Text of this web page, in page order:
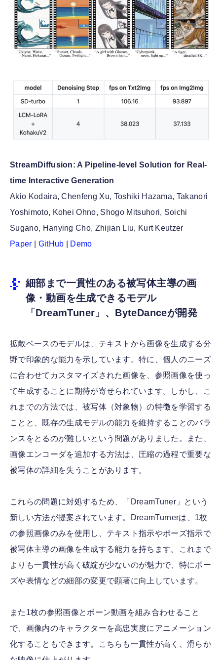
StreamDiffusion: A Pipeline-level Solution for Real-
time Interactive Generation
Akio Kodaira, Chenfeng Xu, Toshiki Hazama, Takanori
Yoshimoto, Kohei Ohno, Shogo Mitsuhori, Soichi
Sugano, Hanying Cho, Zhijian Liu, Kurt Keutzer
Paper
GitHub Demo
細部まで一貫性のある被写体主導の画
像・動画を生成できるモデル
「DreamTuner」、ByteDanceが開発
拡散ベースのモデルは、テキストから画像を生成する分
野で印象的な能力を示しています。特に、個人のニーズ
に合わせてカスタマイズされた画像を、参照画像を使っ
て生成することに期待が寄せられています。しかし、こ
れまでの方法では、被写体（対象物）の特徴を学習する
ことと、既存の生成モデルの能力を維持することのバラ
ンスをとるのが難しいという問題がありました。また、
画像エンコーダを追加する方法は、圧縮の過程で重要な
被写体の詳細を失うことがあります。
これらの問題に対処するため、「DreamTuner」という
新しい方法が提案されています。DreamTurnerは、1枚
の参照画像のみを使用し、テキスト指示やポーズ指示で
被写体主導の画像を生成する能力を持ちます。これまで
よりも一貫性が高く破綻が少ないのが魅力で、特にポー
ズや表情などの細部の変更で顕著に向上しています。
また1枚の参照画像とボーン動画を組み合わせること
で、画像内のキャラクターを高忠実度にアニメーション
化することもできます。こちらも一貫性が高く、滑らか